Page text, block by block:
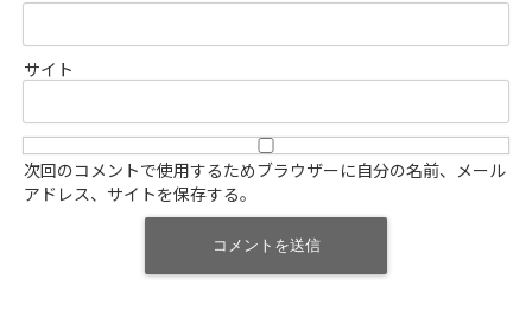
サイト
次回のコメントで使用するためブラウザーに自分の名前、メール
アドレス、サイトを保存する。